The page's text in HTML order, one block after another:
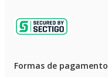
Formas de pagamento